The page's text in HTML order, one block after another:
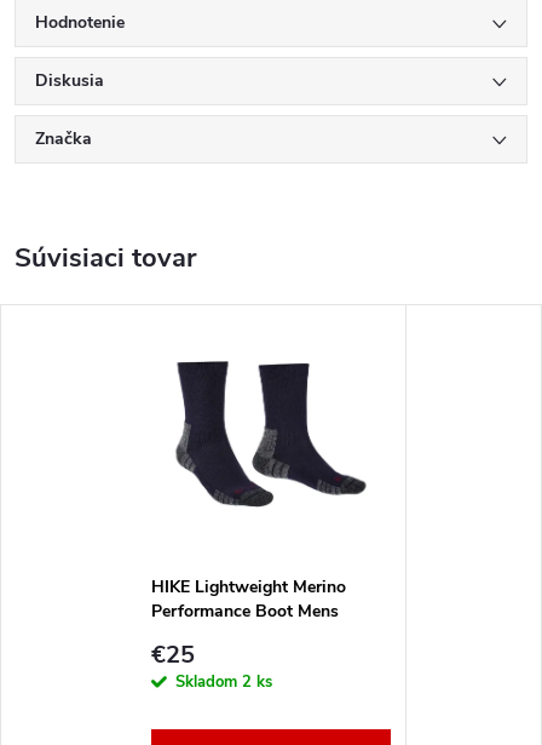
Hodnotenie
Diskusia
Značka
Súvisiaci tovar
HIKE Lightweight Merino
Performance Boot Mens
€25
Skladom 2 ks